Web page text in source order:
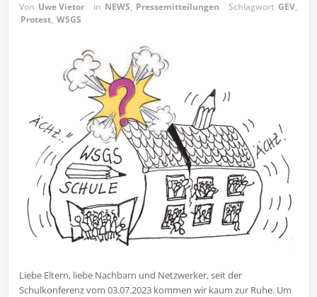
Von Uwe Vietor in NEWS, Pressemitteilungen Schlagwort GEV,
Protest, WSGS
Liebe Eltern, liebe Nachbarn und Netzwerker, seit der
Schulkonferenz vom 03.07.2023 kommen wir kaum zur Ruhe. Um